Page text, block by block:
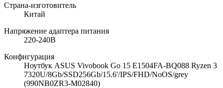
Страна-изготовитель
Китай
Напряжение адаптера питания
220-240В
Конфигурация
Ноутбук ASUS Vivobook Go 15 E1504FA-BQ088 Ryzen 3
7320U/8Gb/SSD256Gb/15.6'/IPS/FHD/NoOS/grey
(990NB0ZR3-M02840)